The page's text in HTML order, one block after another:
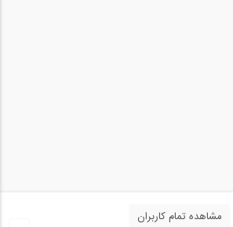
مشاهده تمام کاربران